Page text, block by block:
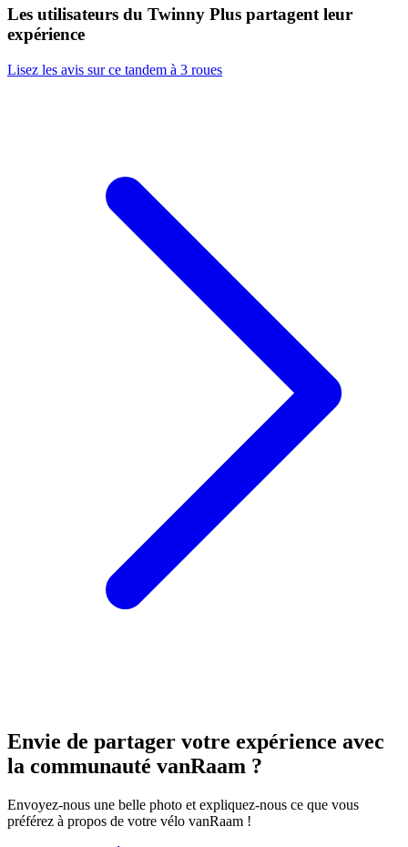
Les utilisateurs du Twinny Plus partagent leur
expérience
Lisez les avis sur ce tandem à 3 roues
Envie de partager votre expérience avec
la communauté vanRaam ?
Envoyez-nous une belle photo et expliquez-nous ce que vous
préférez à propos de votre vélo vanRaam !